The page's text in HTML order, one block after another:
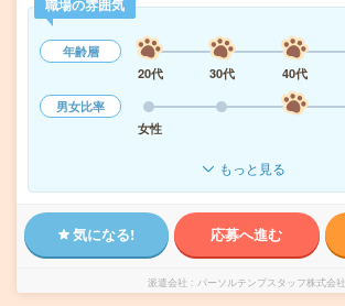
職場の雰囲気
年齢層
20代
30代 40代
男女比率
女性
もっと見る
気になる! 応募へ進む
派遣会社 パーソルテンプスタッフ株式会社